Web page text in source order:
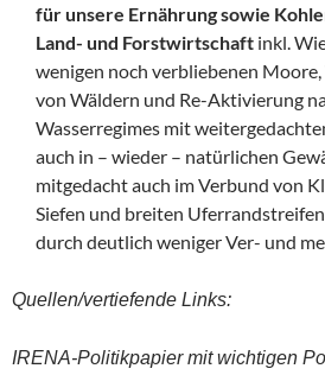
für unsere Ernährung sowie
Land- und Forstwirtschaft inkl.
wenigen noch verbliebenen
von Wäldern und Re-Aktivierung
Wasserregimes mit
auch in – wieder – natürlichen
mitgedacht auch im Verbund von
Siefen und breiten
durch deutlich weniger Ver- und
Quellen/vertiefende Links:
IRENA-Politikpapier mit wichtigen